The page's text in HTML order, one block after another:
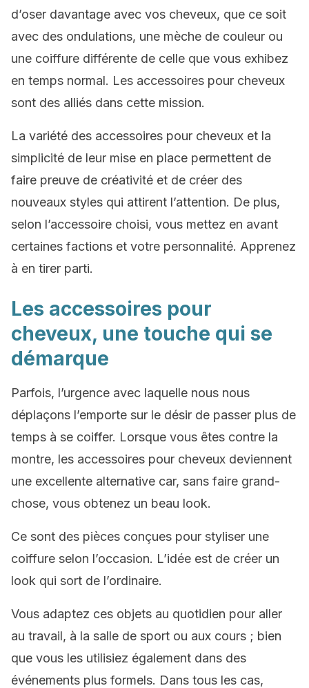
d’oser davantage avec vos cheveux, que ce soit
avec des ondulations, une mèche de couleur ou
une coiffure différente de celle que vous exhibez
en temps normal. Les accessoires pour cheveux
sont des alliés dans cette mission.
La variété des accessoires pour cheveux et la
simplicité de leur mise en place permettent de
faire preuve de créativité et de créer des
nouveaux styles qui attirent l’attention. De plus,
selon l’accessoire choisi, vous mettez en avant
certaines factions et votre personnalité. Apprenez
à en tirer parti.
Les accessoires pour
cheveux, une touche qui se
démarque
Parfois, l’urgence avec laquelle nous nous
déplaçons l’emporte sur le désir de passer plus de
temps à se coiffer. Lorsque vous êtes contre la
montre, les accessoires pour cheveux deviennent
une excellente alternative car, sans faire grand-
chose, vous obtenez un beau look.
Ce sont des pièces conçues pour styliser une
coiffure selon l’occasion. L’idée est de créer un
look qui sort de l’ordinaire.
Vous adaptez ces objets au quotidien pour aller
au travail, à la salle de sport ou aux cours ; bien
que vous les utilisiez également dans des
événements plus formels. Dans tous les cas,